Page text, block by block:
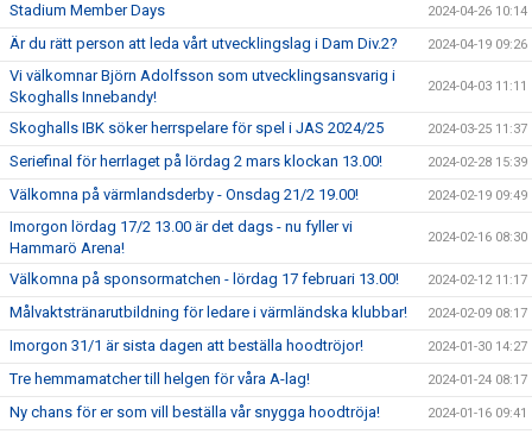
Stadium Member Days 2024-04-26 10:14
Är du rätt person att leda vårt utvecklingslag i Dam Div.2? 2024-04-19 09:26
Vi välkomnar Björn Adolfsson som utvecklingsansvarig i
Skoghalls Innebandy!
2024-04-03 11:11
Skoghalls IBK söker herrspelare för spel i JAS 2024/25 2024-03-25 11:37
Seriefinal för herrlaget på lördag 2 mars klockan 13.00! 2024-02-28 15:39
Välkomna på värmlandsderby - Onsdag 21/2 19.00! 2024-02-19 09:49
Imorgon lördag 17/2 13.00 är det dags - nu fyller vi
Hammarö Arena!
2024-02-16 08:30
Välkomna på sponsormatchen - lördag 17 februari 13.00! 2024-02-12 11:17
Målvaktstränarutbildning för ledare i värmländska klubbar! 2024-02-09 08:17
Imorgon 31/1 är sista dagen att beställa hoodtröjor! 2024-01-30 14:27
Tre hemmamatcher till helgen för våra A-lag! 2024-01-24 08:17
Ny chans för er som vill beställa vår snygga hoodtröja! 2024-01-16 09:41